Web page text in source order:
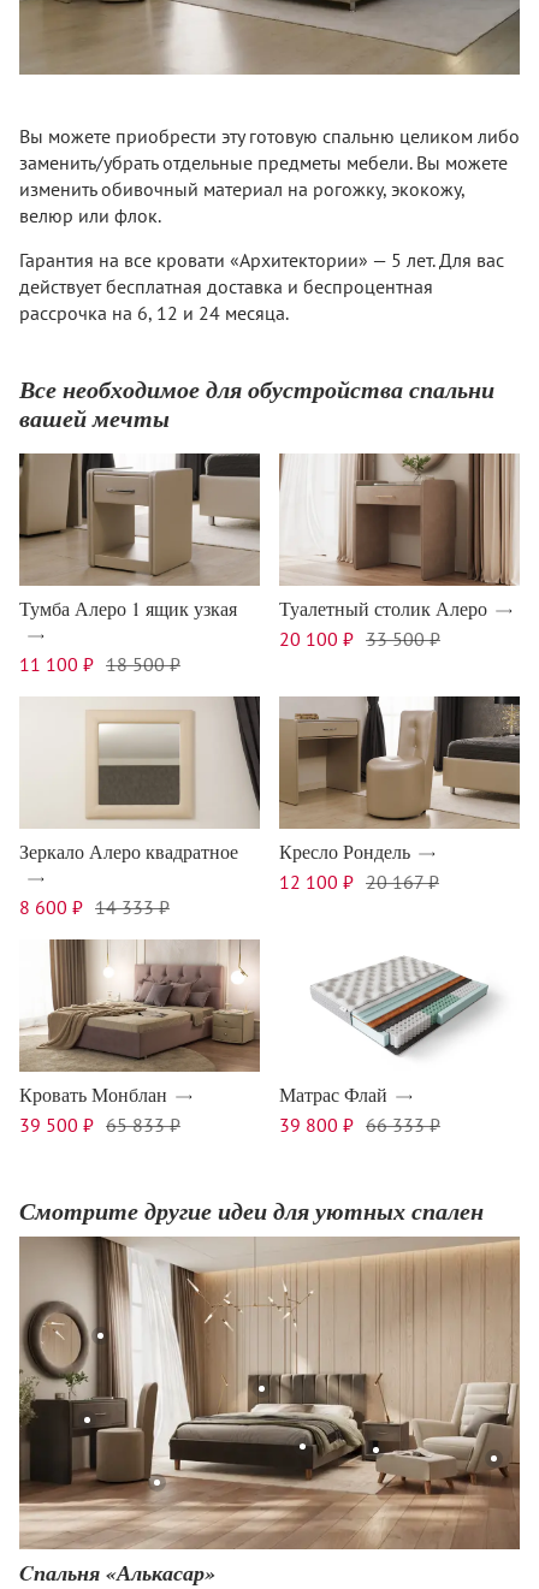
Вы можете приобрести эту готовую спальню целиком либо
заменить/убрать отдельные предметы мебели. Вы можете
изменить обивочный материал на рогожку, экокожу,
велюр или флок.
Гарантия на все кровати «Архитектории» — 5 лет. Для вас
действует бесплатная доставка и беспроцентная
рассрочка на 6, 12 и 24 месяца.
Все необходимое для обустройства спальни
вашей мечты
Тумба Алеро 1 ящик узкая
11 100 ₽ 18 500 ₽
Туалетный столик Алеро
20 100 ₽ 33 500 ₽
Зеркало Алеро квадратное
8 600 ₽ 14 333 ₽
Кресло Рондель
12 100 ₽ 20 167 ₽
Кровать Монблан
39 500 ₽ 65 833 ₽
Матрас Флай
39 800 ₽ 66 333 ₽
Смотрите другие идеи для уютных спален
Cпальня «Алькасар»